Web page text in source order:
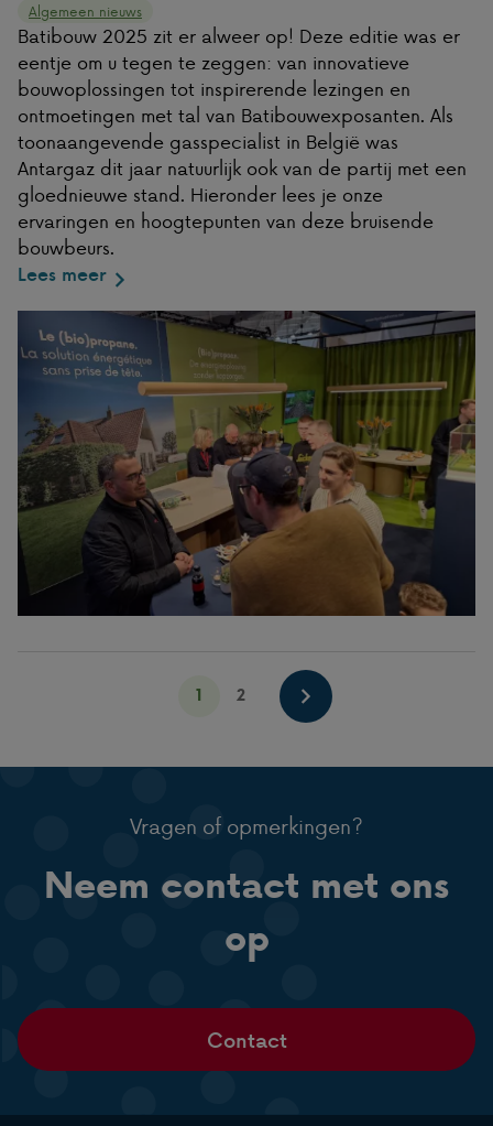
Algemeen nieuws
Batibouw 2025 zit er alweer op! Deze editie was er
eentje om u tegen te zeggen: van innovatieve
bouwoplossingen tot inspirerende lezingen en
ontmoetingen met tal van Batibouwexposanten. Als
toonaangevende gasspecialist in België was
Antargaz dit jaar natuurlijk ook van de partij met een
gloednieuwe stand. Hieronder lees je onze
ervaringen en hoogtepunten van deze bruisende
bouwbeurs.
Lees meer
1 2
Vragen of opmerkingen?
Neem contact met ons
op
Contact